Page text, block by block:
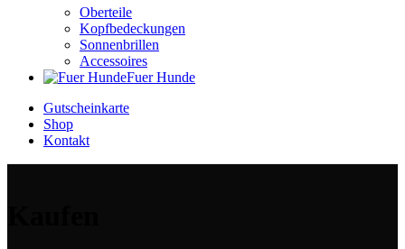
Oberteile
Kopfbedeckungen
Sonnenbrillen
Accessoires
Fuer Hunde
Gutscheinkarte
Shop
Kontakt